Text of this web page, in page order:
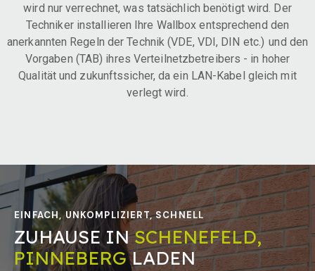
wird nur verrechnet, was tatsächlich benötigt wird. Der
Techniker installieren Ihre Wallbox entsprechend den
anerkannten Regeln der Technik (VDE, VDI, DIN etc.) und den
Vorgaben (TAB) ihres Verteilnetzbetreibers - in hoher
Qualität und zukunftssicher, da ein LAN-Kabel gleich mit
verlegt wird.
EINFACH, UNKOMPLIZIERT, SCHNELL
ZUHAUSE INSCHENEFELD,
PINNEBERGLADEN